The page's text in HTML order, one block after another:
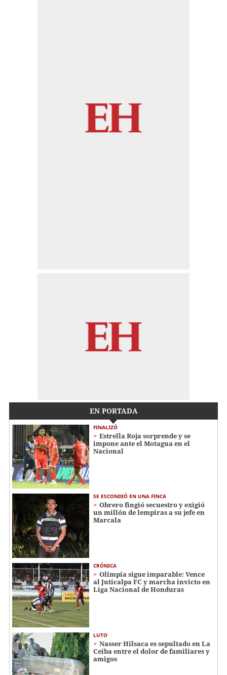
EN PORTADA
FINALIZÓ
Estrella Roja sorprende y se
impone ante el Motagua en el
Nacional
SE ESCONDIÓ EN UNA FINCA
Obrero fingió secuestro y exigió
un millón de lempiras a su jefe en
Marcala
CRÓNICA
Olimpia sigue imparable: Vence
al Juticalpa FC y marcha invicto en
Liga Nacional de Honduras
LUTO
Nasser Hilsaca es sepultado en La
Ceiba entre el dolor de familiares y
amigos